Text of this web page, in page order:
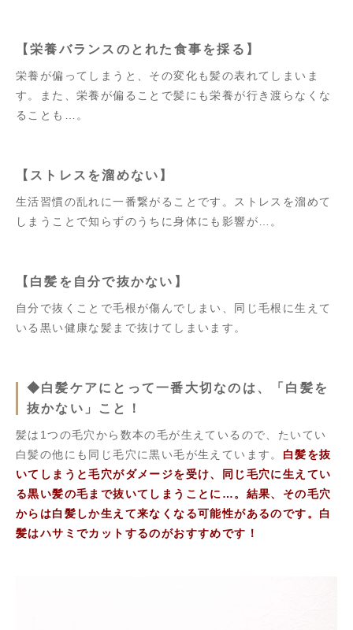
【栄養バランスのとれた食事を採る】
栄養が偏ってしまうと、その変化も髪の表れてしまいま
す。また、栄養が偏ることで髪にも栄養が行き渡らなくな
ることも…。
【ストレスを溜めない】
生活習慣の乱れに一番繋がることです。ストレスを溜めて
しまうことで知らずのうちに身体にも影響が…。
【白髪を自分で抜かない】
自分で抜くことで毛根が傷んでしまい、同じ毛根に生えて
いる黒い健康な髪まで抜けてしまいます。
◆白髪ケアにとって一番大切なのは、「白髪を
抜かない」こと！
髪は1つの毛穴から数本の毛が生えているので、たいてい
白髪の他にも同じ毛穴に黒い毛が生えています。 白髪を抜
いてしまうと毛穴がダメージを受け、同じ毛穴に生えてい
る黒い髪の毛まで抜いてしまうことに…。結果、その毛穴
からは白髪しか生えて来なくなる可能性があるのです。白
髪はハサミでカットするのがおすすめです！